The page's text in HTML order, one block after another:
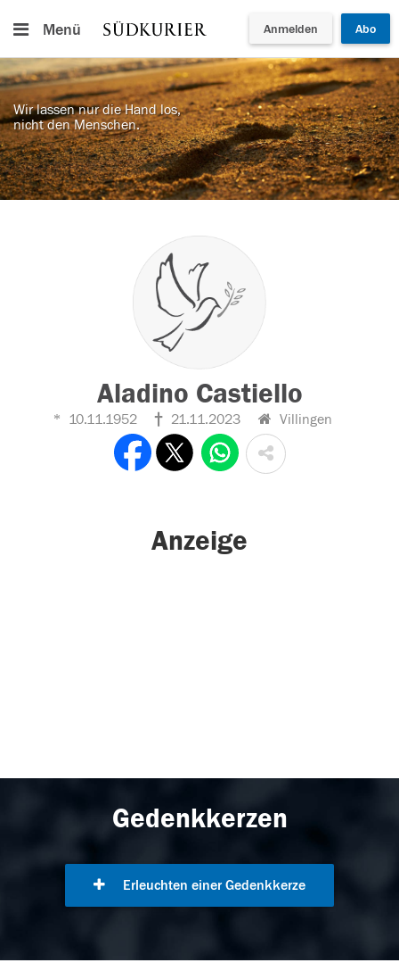
Menü Anmelden Abo
Wir lassen nur die Hand los,
nicht den Menschen.
Aladino Castiello
10.11.1952 21.11.2023 Villingen
Anzeige
Gedenkkerzen
Erleuchten einer Gedenkkerze